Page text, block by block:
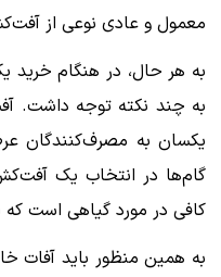
معمول و عادی نوعی از
به هر حال، در هنگام خرید
به چند نکته توجه داشت.
یکسان به مصرف‌کنندگان
گام‌ها در انتخاب یک
کافی در مورد گیاهی است
به همین منظور باید آفات